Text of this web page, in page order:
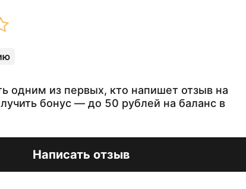
одним из первых, кто напишет отзыв на
бонус — до 50 рублей на баланс в
Написать отзыв